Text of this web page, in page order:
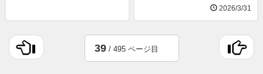
2026/3/31
39/ 495 ページ目